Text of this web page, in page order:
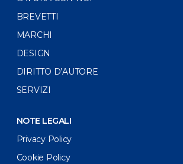
BREVETTI
MARCHI
DESIGN
DIRITTO D’AUTORE
SERVIZI
NOTE LEGALI
Privacy Policy
Cookie Policy